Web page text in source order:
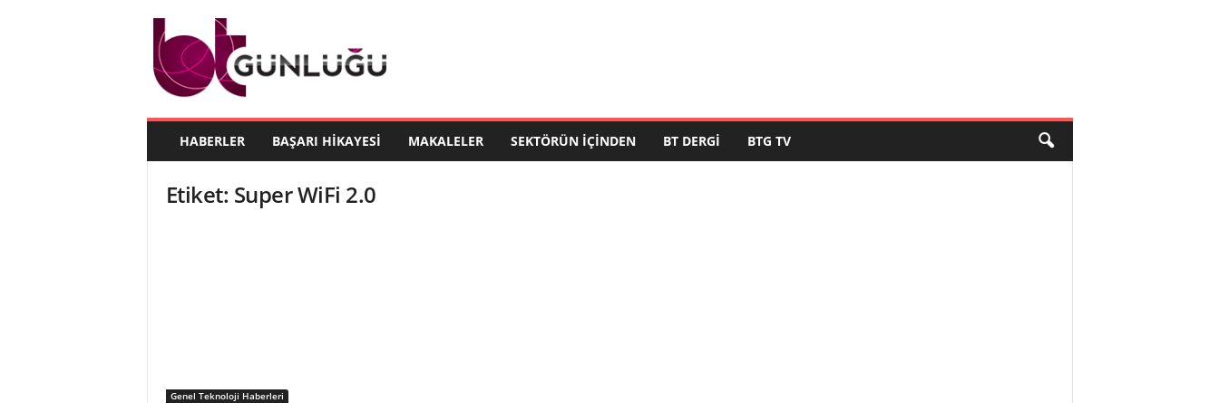
B
HABERLER BAŞARI HIKAYESI MAKALELER SEKTÖRÜN İÇINDEN BT DERGI BTG TV
Etiket: Super WiFi 2.0
Genel Teknoloji Haberleri